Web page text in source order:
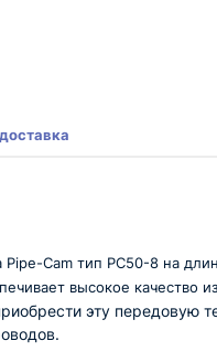
Cam тип PC50-8 на
высокое качество
эту передовую